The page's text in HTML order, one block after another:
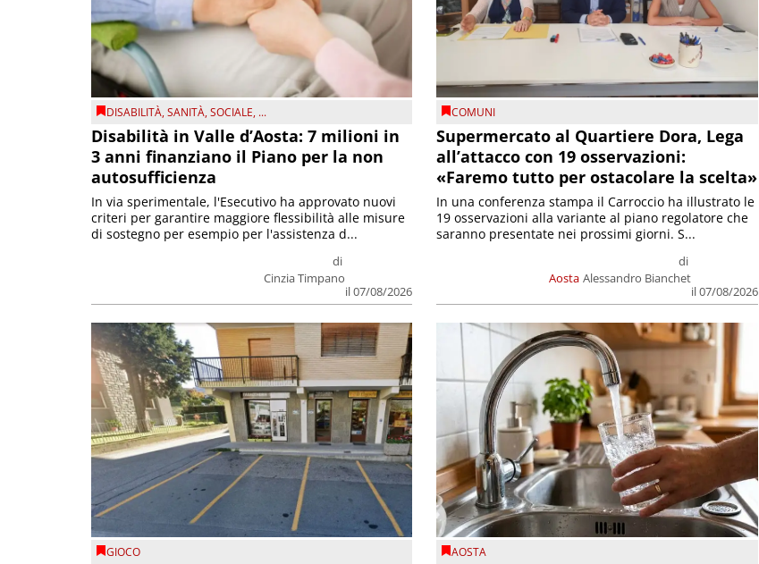
DISABILITÀ,SANITÀ,SOCIALE, ...
Disabilità in Valle d’Aosta: 7 milioni in
3 anni finanziano il Piano per la non
autosufficienza
di
Cinzia Timpano
il 07/08/2026
In via sperimentale, l'Esecutivo ha approvato nuovi
criteri per garantire maggiore flessibilità alle misure
di sostegno per esempio per l'assistenza d...
COMUNI
Supermercato al Quartiere Dora, Lega
all’attacco con 19 osservazioni:
«Faremo tutto per ostacolare la scelta»
Aosta
di
Alessandro Bianchet
il 07/08/2026
In una conferenza stampa il Carroccio ha illustrato le
19 osservazioni alla variante al piano regolatore che
saranno presentate nei prossimi giorni. S...
GIOCO AOSTA